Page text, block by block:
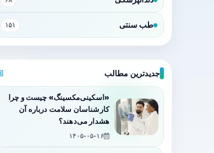
طب سنتی ۱۵۱
جدیدترین مطالب
«اسکینی‌مکسینگ» چیست و چرا
کارشناسان سلامت درباره آن
هشدار می‌دهند؟
۱۴۰۵-۰۵-۱۶